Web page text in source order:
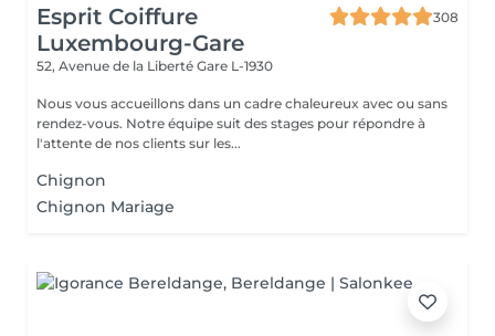
Esprit Coiffure
Luxembourg-Gare
308
52, Avenue de la Liberté Gare L-1930
Nous vous accueillons dans un cadre chaleureux avec ou sans
rendez-vous. Notre équipe suit des stages pour répondre à
l'attente de nos clients sur les...
Chignon
Chignon Mariage